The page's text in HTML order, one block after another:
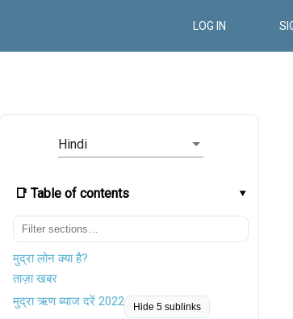
LOG IN
Hindi
📑 Table of contents
मुद्रा लोन क्या है?
ताज़ा खबर
मुद्रा ऋण ब्याज दरें 2022
Hide 5 sublinks